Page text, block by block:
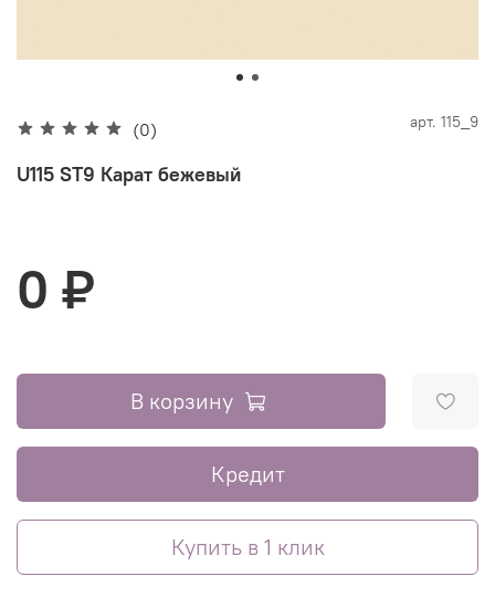
(0) арт. 115_9
U115 ST9 Карат бежевый
0 ₽
В корзину
Кредит
Купить в 1 клик